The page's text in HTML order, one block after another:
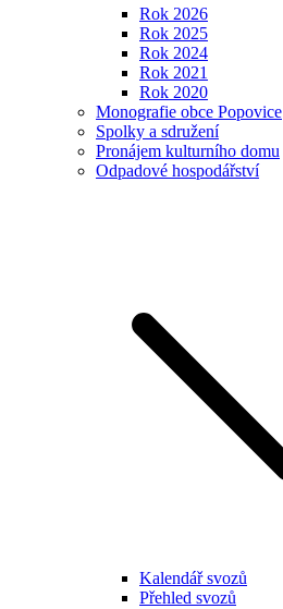
Rok 2026
Rok 2025
Rok 2024
Rok 2021
Rok 2020
Monografie obce Popovice
Spolky a sdružení
Pronájem kulturního domu
Odpadové hospodářství
Kalendář svozů
Přehled svozů